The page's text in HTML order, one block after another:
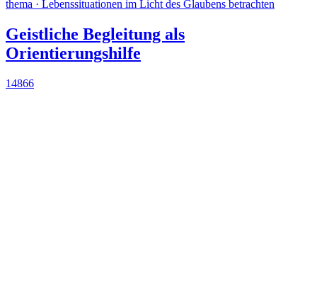
thema · Lebenssituationen im Licht des Glaubens betrachten
Geistliche Begleitung als
Orientierungshilfe
14866